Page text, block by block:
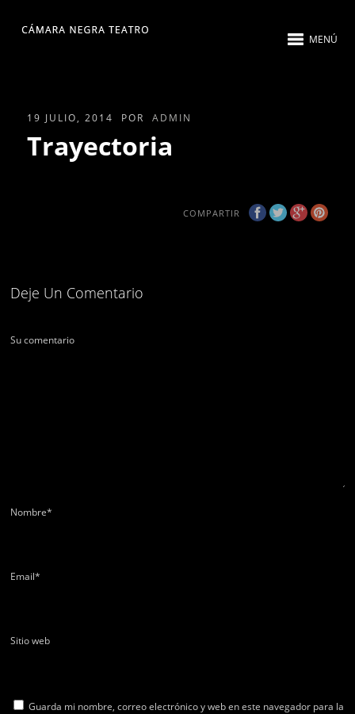
MENÚ
19 JULIO, 2014 POR ADMIN
Trayectoria
COMPARTIR
Deje Un Comentario
Su comentario
Nombre*
Email*
Sitio web
Guarda mi nombre, correo electrónico y web en este navegador para la